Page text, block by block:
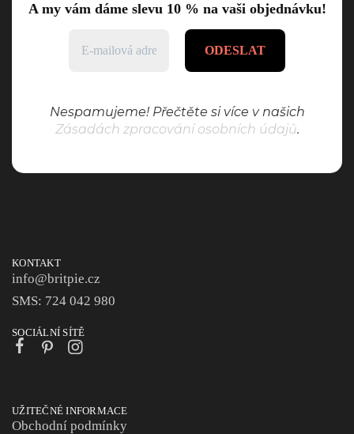
A my vám dáme slevu 10 % na vaši objednávku!
Nespamujeme! Přečtěte si více v našich
Zásadách zpracování osobních údajů.
KONTAKT
info@britpie.cz
SMS: 724 042 980
SOCIÁLNÍ SÍTĚ
UŽITEČNÉ INFORMACE
Obchodní podmínky